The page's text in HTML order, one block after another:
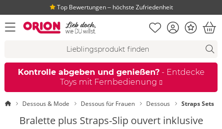
Top Bewertungen ‒ höchste Zufriedenheit
Menü öffnen Merkliste
KontoBonus
Kontrolle abgeben und genießen?- Entdecke
Toys mit Fernbedienung
StartseiteDessous & Mode Dessous für Frauen Dessous Straps Sets
Bralette plus Straps-Slip ouvert inklusive